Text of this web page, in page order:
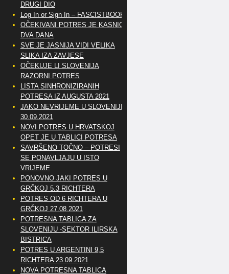
DRUGI DIO
Log In or Sign In – FASCISTBOOK
OČEKIVANI POTRES JE KASNIO
DVA DANA
SVE JE JASNIJA VIDI VELIKA
SLIKA IZA ZAVJESE
OČEKUJE LI SLOVENIJA
RAZORNI POTRES
LISTA SINHRONIZIRANIH
POTRESA IZ AUGUSTA 2021
JAKO NEVRIJEME U SLOVENIJI
30.09.2021
NOVI POTRES U HRVATSKOJ
OPET JE U TABLICI POTRESA
SAVRŠENO TOČNO – POTRESI
SE PONAVLJAJU U ISTO
VRIJEME
PONOVNO JAKI POTRES U
GRČKOJ 5.3 RICHTERA
POTRES OD 6 RICHTERA U
GRČKOJ 27.08.2021
POTRESNA TABLICA ZA
SLOVENIJU -SEKTOR ILIRSKA
BISTRICA
POTRES U ARGENTINI 9,5
RICHTERA 23.09.2021
NOVA POTRESNA TABLICA